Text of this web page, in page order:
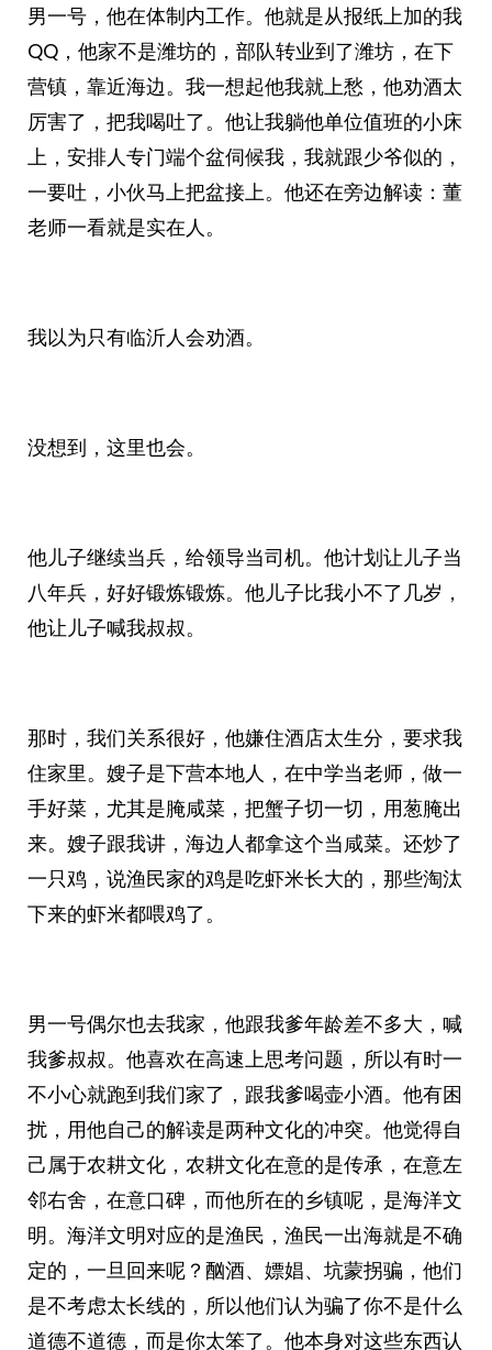
男一号，他在体制内工作。他就是从报纸上加的我
QQ，他家不是潍坊的，部队转业到了潍坊，在下
营镇，靠近海边。我一想起他我就上愁，他劝酒太
厉害了，把我喝吐了。他让我躺他单位值班的小床
上，安排人专门端个盆伺候我，我就跟少爷似的，
一要吐，小伙马上把盆接上。他还在旁边解读：董
老师一看就是实在人。
我以为只有临沂人会劝酒。
没想到，这里也会。
他儿子继续当兵，给领导当司机。他计划让儿子当
八年兵，好好锻炼锻炼。他儿子比我小不了几岁，
他让儿子喊我叔叔。
那时，我们关系很好，他嫌住酒店太生分，要求我
住家里。嫂子是下营本地人，在中学当老师，做一
手好菜，尤其是腌咸菜，把蟹子切一切，用葱腌出
来。嫂子跟我讲，海边人都拿这个当咸菜。还炒了
一只鸡，说渔民家的鸡是吃虾米长大的，那些淘汰
下来的虾米都喂鸡了。
男一号偶尔也去我家，他跟我爹年龄差不多大，喊
我爹叔叔。他喜欢在高速上思考问题，所以有时一
不小心就跑到我们家了，跟我爹喝壶小酒。他有困
扰，用他自己的解读是两种文化的冲突。他觉得自
己属于农耕文化，农耕文化在意的是传承，在意左
邻右舍，在意口碑，而他所在的乡镇呢，是海洋文
明。海洋文明对应的是渔民，渔民一出海就是不确
定的，一旦回来呢？酗酒、嫖娼、坑蒙拐骗，他们
是不考虑太长线的，所以他们认为骗了你不是什么
道德不道德，而是你太笨了。他本身对这些东西认